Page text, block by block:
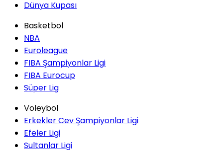
Dünya Kupası
Basketbol
NBA
Euroleague
FIBA Şampiyonlar Ligi
FIBA Eurocup
Süper Lig
Voleybol
Erkekler Cev Şampiyonlar Ligi
Efeler Ligi
Sultanlar Ligi